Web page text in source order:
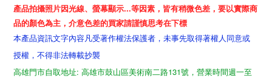
產品拍攝照片因光線、螢幕顯示...等因素，皆有稍微色差，要以實際商
品的顏色為主，介意色差的買家請謹慎思考在下標
本產品資訊文字內容凡受著作權法保護者，未事先取得著權人同意或
授權，不得非法轉載抄襲
高雄門市自取地址: 高雄市鼓山區美術南二路131號，營業時間週一至